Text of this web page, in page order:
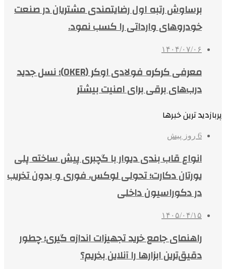
برساوش رتبه اول رضایتمندی مشتریان در صنعت
خودروهای وارداتی را کسب نمود.
۱۴۰۴/۰۷/۰۶
معرفی کرکره فولادی اوکر (OKER)؛ نسل جدید
درب‌های برقی برای امنیت بیشتر
پربازدید ترین خبرها
6 روز پیش
انواع قاب بندی دیوار با گچبری پیش ساخته پلی
یورتان دکارت؛ تحولی لوکس، فوری و بدون تخریب
در دکوراسیون داخلی
۱۴۰۵/۰۴/۱۵
راهنمای جامع خرید تجهیزات اندازه گیری؛ چطور
دقیق‌ترین ابزارها را آنلاین بخریم؟